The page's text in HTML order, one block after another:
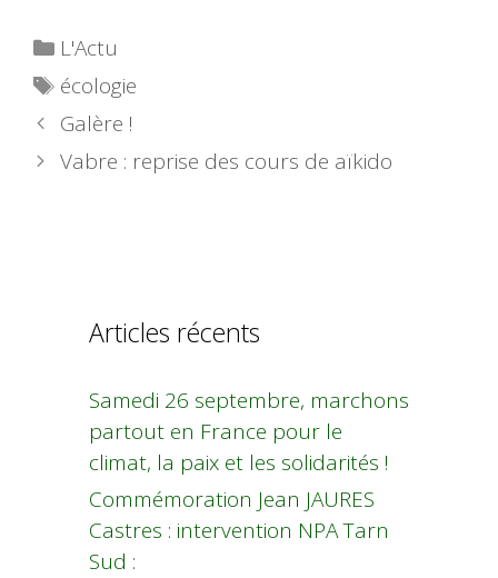
Catégories
L'Actu
Étiquettes
écologie
Galère !
Vabre : reprise des cours de aïkido
Articles récents
Samedi 26 septembre, marchons
partout en France pour le
climat, la paix et les solidarités !
Commémoration Jean JAURES
Castres : intervention NPA Tarn
Sud :